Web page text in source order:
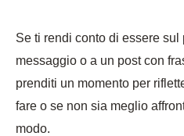
Se ti rendi conto di essere
messaggio o a un post con
prenditi un momento per
fare o se non sia meglio
modo.